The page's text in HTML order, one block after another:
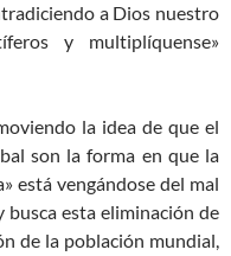
a Dios nuestro
y multiplíquense»
la idea de que el
son la forma en que la
está vengándose del mal
esta eliminación de
de la población mundial,